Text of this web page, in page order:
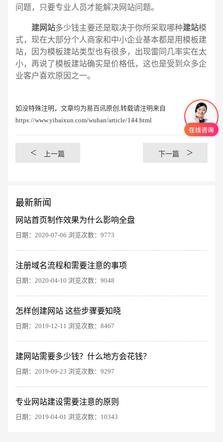
问题，只要专业人员才能解决网站问题。
建网站多少钱主要还是取决于你所采取哪种建站模
式，现在大部分个人商家和中小企业基本都是用模板建
站，因为模板建站类型也有很多，出现雷同几率实在太
小，再说了模板建站确实是价格低，这也是受到众多企
业客户喜欢原因之一。
如没特殊注明，文章均为易百讯原创,转载请注明来自
https://www.yibaixun.com/wuhan/article/144.html
< 上一篇 下一篇 >
最新新闻
网站首页制作效果为什么影响全盘
日期：2020-07-06 浏览次数：9773
注册域名流程和需要注意的事项
日期：2020-04-10 浏览次数：9048
怎样创建网站 这些步骤要知晓
日期：2019-12-11 浏览次数：8467
建网站需要多少钱？什么地方会花钱？
日期：2019-09-23 浏览次数：9297
专业网站建设需要注意的原则
日期：2019-04-01 浏览次数：10343
创意品牌型网站 · 标准企业官网建设